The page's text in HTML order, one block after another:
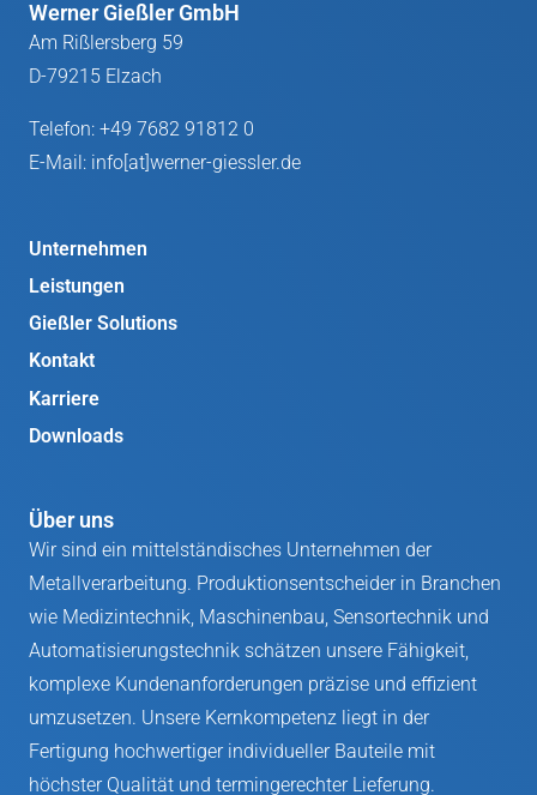
Werner Gießler GmbH
Am Rißlersberg 59
D-79215 Elzach
Telefon: +49 7682 91812 0
E-Mail: info[at]werner-giessler.de
Unternehmen
Leistungen
Gießler Solutions
Kontakt
Karriere
Downloads
Über uns
Wir sind ein mittelständisches Unternehmen der
Metallverarbeitung. Produktionsentscheider in Branchen
wie Medizintechnik, Maschinenbau, Sensortechnik und
Automatisierungstechnik schätzen unsere Fähigkeit,
komplexe Kundenanforderungen präzise und effizient
umzusetzen. Unsere Kernkompetenz liegt in der
Fertigung hochwertiger individueller Bauteile mit
höchster Qualität und termingerechter Lieferung.